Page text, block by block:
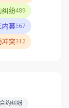
纷489
幕567
突312
约纠纷